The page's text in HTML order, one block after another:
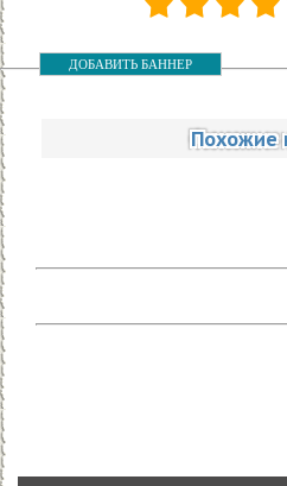
ДОБАВИТЬ БАННЕР
Похожие